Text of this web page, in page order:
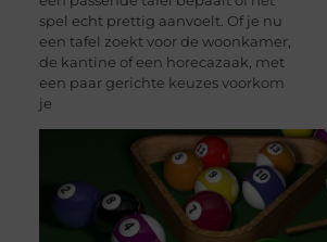
spel echt prettig aanvoelt. Of je nu
een tafel zoekt voor de woonkamer,
de kantine of een horecazaak, met
een paar gerichte keuzes voorkom
je